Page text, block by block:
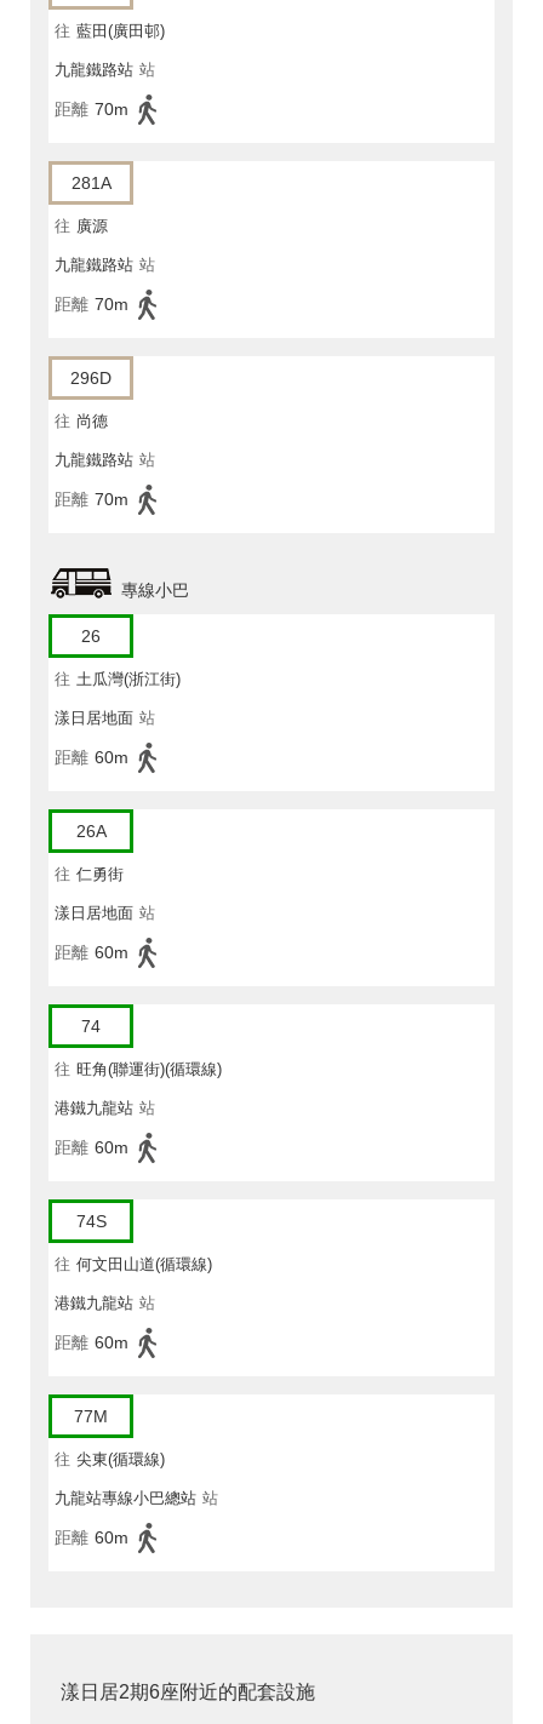
往 藍田(廣田邨)
九龍鐵路站 站
距離 70m
281A
往 廣源
九龍鐵路站 站
距離 70m
296D
往 尚德
九龍鐵路站 站
距離 70m
專線小巴
26
往 土瓜灣(浙江街)
漾日居地面 站
距離 60m
26A
往 仁勇街
漾日居地面 站
距離 60m
74
往 旺角(聯運街)(循環線)
港鐵九龍站 站
距離 60m
74S
往 何文田山道(循環線)
港鐵九龍站 站
距離 60m
77M
往 尖東(循環線)
九龍站專線小巴總站 站
距離 60m
漾日居2期6座附近的配套設施